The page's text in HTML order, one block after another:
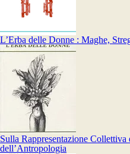
L’Erba delle Donne : Maghe,
Sulla Rappresentazione
dell’Antropologia